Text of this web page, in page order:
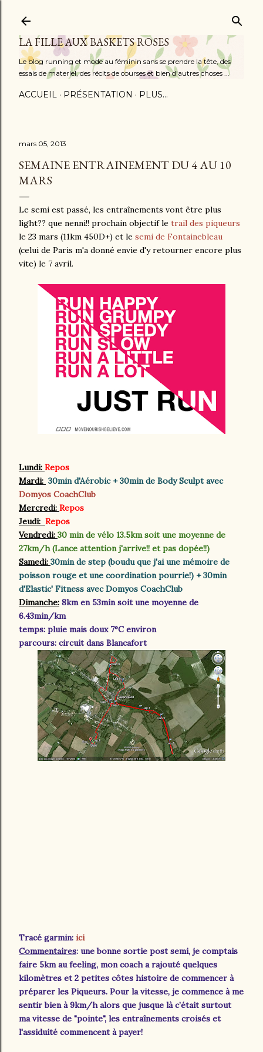
LA FILLE AUX BASKETS ROSES
Le blog running et mode au féminin sans se prendre la tête, des
essais de materiel, des récits de courses et bien d'autres choses ...
ACCUEIL PRÉSENTATION PLUS…
mars 05, 2013
SEMAINE ENTRAINEMENT DU 4 AU 10
MARS
Le semi est passé, les entraînements vont être plus
light?? que nenni!! prochain objectif le trail des piqueurs
le 23 mars (11km 450D+) et le semi de Fontainebleau
(celui de Paris m'a donné envie d'y retourner encore plus
vite) le 7 avril.
Lundi: Repos
Mardi: 30min d'Aérobic + 30min de Body Sculpt avec
Domyos CoachClub
Mercredi: Repos
Jeudi: Repos
Vendredi: 30 min de vélo 13.5km soit une moyenne de
27km/h (Lance attention j'arrive!! et pas dopée!!)
Samedi: 30min de step (boudu que j'ai une mémoire de
poisson rouge et une coordination pourrie!) + 30min
d'Elastic' Fitness avec Domyos CoachClub
Dimanche: 8km en 53min soit une moyenne de
6.43min/km
temps: pluie mais doux 7°C environ
parcours: circuit dans Blancafort
Tracé garmin: ici
Commentaires: une bonne sortie post semi, je comptais
faire 5km au feeling, mon coach a rajouté quelques
kilomètres et 2 petites côtes histoire de commencer à
préparer les Piqueurs. Pour la vitesse, je commence à me
sentir bien à 9km/h alors que jusque là c’était surtout
ma vitesse de "pointe", les entraînements croisés et
l'assiduité commencent à payer!